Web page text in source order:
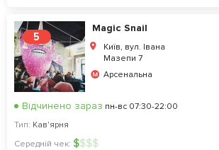
5
Magic Snail
Київ, вул. Івана
Мазепи 7
Арсенальна
Відчинено зараз пн-вс 07:30-22:00
Тип: Кав'ярня
Середній чек: $$$$